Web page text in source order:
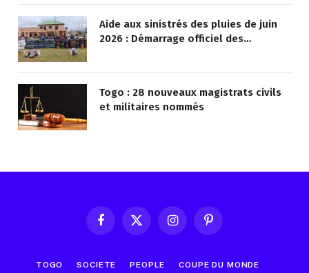
Aide aux sinistrés des pluies de juin
2026 : Démarrage officiel des
Togo : 28 nouveaux magistrats civils
et militaires nommés
FacebookX
InstagramPinterest
TOGO SOCIETE PEOPLE COUPE DU MONDE